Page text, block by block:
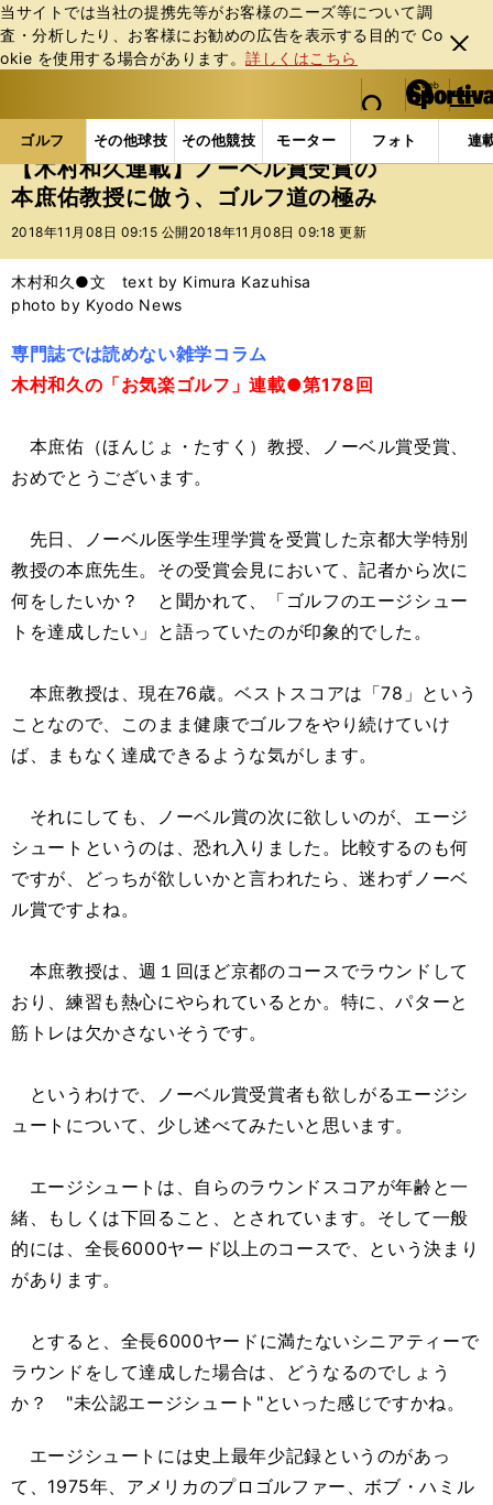
当サイトでは当社の提携先等がお客様のニーズ等について調
査・分析したり、お客様にお勧めの広告を表⽰する⽬的で Co
okie を使⽤する場合があります。詳しくはこちら
閉じ
る
web Sportiva (webスポルティーバ)
検索
マイペ
ー
ジ
メニュ
ゴルフ その他球技 その他競技 モーター フォト 連
ス
ポ
ル
バ
ゴルフの記事一覧 ゴルフ その他 【木村和久連
【木村和久連載】ノーベル賞受賞の
本庶佑教授に倣う、ゴルフ道の極み
2018年11月08日 09:15 公開 2018年11月08日 09:18 更新
木村和久●文 text by Kimura Kazuhisa
photo by Kyodo News
専門誌では読めない雑学コラム
木村和久の「お気楽ゴルフ」連載●第178回
本庶佑（ほんじょ・たすく）教授、ノーベル賞受賞、
おめでとうございます。
先日、ノーベル医学生理学賞を受賞した京都大学特別
教授の本庶先生。その受賞会見において、記者から次に
何をしたいか？ と聞かれて、「ゴルフのエージシュー
トを達成したい」と語っていたのが印象的でした。
本庶教授は、現在76歳。ベストスコアは「78」という
ことなので、このまま健康でゴルフをやり続けていけ
ば、まもなく達成できるような気がします。
それにしても、ノーベル賞の次に欲しいのが、エージ
シュートというのは、恐れ入りました。比較するのも何
ですが、どっちが欲しいかと言われたら、迷わずノーベ
ル賞ですよね。
本庶教授は、週１回ほど京都のコースでラウンドして
おり、練習も熱心にやられているとか。特に、パターと
筋トレは欠かさないそうです。
というわけで、ノーベル賞受賞者も欲しがるエージシ
ュートについて、少し述べてみたいと思います。
エージシュートは、自らのラウンドスコアが年齢と一
緒、もしくは下回ること、とされています。そして一般
的には、全長6000ヤード以上のコースで、という決まり
があります。
とすると、全長6000ヤードに満たないシニアティーで
ラウンドをして達成した場合は、どうなるのでしょう
か？ "未公認エージシュート"といった感じですかね。
エージシュートには史上最年少記録というのがあっ
て、1975年、アメリカのプロゴルファー、ボブ・ハミル